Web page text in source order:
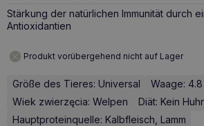
Stärkung der natürlichen Immunität durch
Antioxidantien
Produkt vorübergehend nicht auf Lager
Größe des Tieres: Universal
Waage:
Wiek zwierzęcia: Welpen
Diät: Kein
Hauptproteinquelle: Kalbfleisch, Lamm